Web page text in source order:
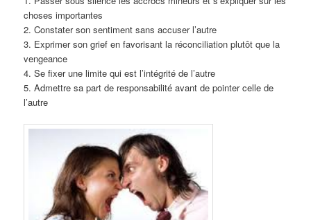
choses importantes
2. Constater son sentiment sans accuser l’autre
3. Exprimer son grief en favorisant la réconciliation plutôt que la
vengeance
4. Se fixer une limite qui est l’intégrité de l’autre
5. Admettre sa part de responsabilité avant de pointer celle de
l’autre